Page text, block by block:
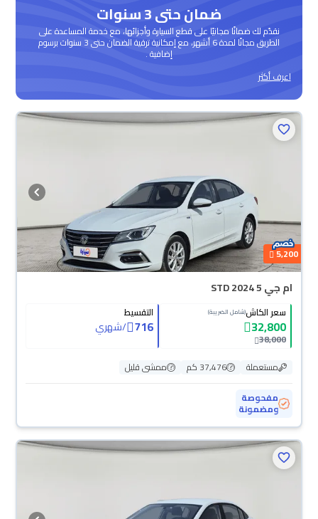
ضمان حتى 3 سنوات
نقدّم لك ضمانًا مجانيًا على قطع السيارة وأجزائها، مع خدمة المساعدة على
الطريق مجانًا لمدة 6 أشهر، مع إمكانية ترقية الضمان حتى 3 سنوات برسوم
إضافية .
اعرف أكثر
محجوزة
5,200
ام جي 5 STD 2024
سعر الكاش(شامل الضريبة)
32,800
38,000
التقسيط
716
/شهري
مستعملة 37,476 كم
ممشى قليل
مفحوصة
ومضمونة
محجوزة